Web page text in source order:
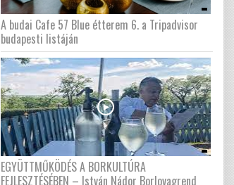
A budai Cafe 57 Blue étterem 6. a Tripadvisor
budapesti listáján
EGYÜTTMŰKÖDÉS A BORKULTÚRA
FEJLESZTÉSÉBEN – István Nádor Borlovagrend